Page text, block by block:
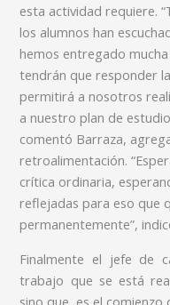
esta actividad requiere.
los alumnos han
hemos entregado
tendrán que responder
permitirá a nosotros
a nuestro plan de
comentó Barraza,
retroalimentación.
crítica ordinaria,
reflejadas para eso que
permanentemente”,
Finalmente el jefe de
trabajo que se está
sino que, es el